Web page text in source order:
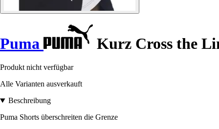
Puma Kurz Cross the
Produkt nicht verfügbar
Alle Varianten ausverkauft
Beschreibung
Puma Shorts überschreiten die Grenze